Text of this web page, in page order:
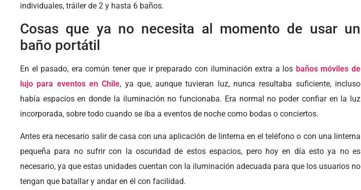
individuales, tráiler de 2 y hasta 6 baños.
Cosas que ya no necesita al momento de usar un
baño portátil
En el pasado, era común tener que ir preparado con iluminación extra a los baños móviles de
lujo para eventos en Chile, ya que, aunque tuvieran luz, nunca resultaba suficiente, incluso
había espacios en donde la iluminación no funcionaba. Era normal no poder confiar en la luz
incorporada, sobre todo cuando se iba a eventos de noche como bodas o conciertos.
Antes era necesario salir de casa con una aplicación de linterna en el teléfono o con una linterna
pequeña para no sufrir con la oscuridad de estos espacios, pero hoy en día esto ya no es
necesario, ya que estas unidades cuentan con la iluminación adecuada para que los usuarios no
tengan que batallar y andar en él con facilidad.